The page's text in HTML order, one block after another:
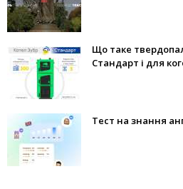
Що таке
Стандарт і для
Тест на знання